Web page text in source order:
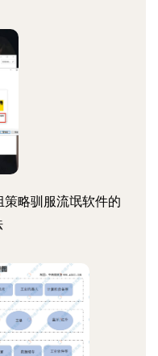
略驯服流氓软件的